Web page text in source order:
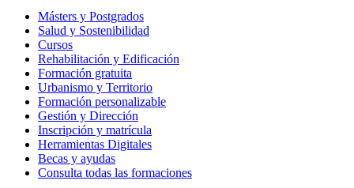
Másters y Postgrados
Salud y Sostenibilidad
Cursos
Rehabilitación y Edificación
Formación gratuita
Urbanismo y Territorio
Formación personalizable
Gestión y Dirección
Inscripción y matrícula
Herramientas Digitales
Becas y ayudas
Consulta todas las formaciones